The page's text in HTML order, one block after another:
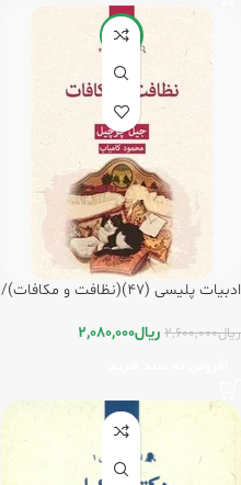
-20%
ادبیات پلیسی (47)(نظافت و مکافات)/
ریال2,600,000 ریال2,080,000